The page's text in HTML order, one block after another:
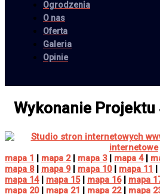
Ogrodzenia
O nas
Oferta
Galeria
Opinie
Wykonanie Projektu
mapa 1 | mapa 2| mapa 3| mapa 4|
mapa 8| mapa 9| mapa 10| mapa 11 |
mapa 14| mapa 15| mapa 16| mapa
mapa 20| mapa 21 | mapa 22| mapa